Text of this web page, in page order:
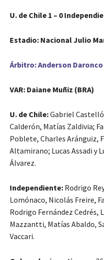
U. de Chile 1 – 0
Estadio: Nacional Julio
Árbitro: Anderson Daronco
VAR: Daiane Muñiz (BRA)
U. de Chile:Gabriel
Calderón, Matías Zaldivia;
Poblete, Charles Aránguiz,
Altamirano; Lucas Assadi y
Álvarez.
Independiente: Rodrigo
Lomónaco, Nicolás Freire,
Rodrigo Fernández Cedrés,
Mazzantti, Matías Abaldo,
Vaccari.